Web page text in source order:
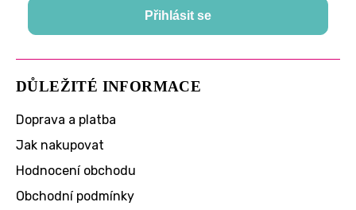
DŮLEŽITÉ INFORMACE
Doprava a platba
Jak nakupovat
Hodnocení obchodu
Obchodní podmínky
Přihlásit se